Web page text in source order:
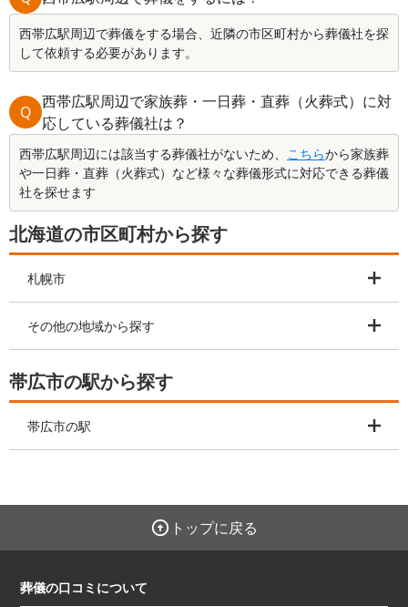
西帯広駅周辺で葬儀をする場合、近隣の市区町村から葬儀社を探
して依頼する必要があります。
Q
西帯広駅周辺で家族葬・一日葬・直葬（火葬式）に対
応している葬儀社は？
西帯広駅周辺には該当する葬儀社がないため、 こちらから家族葬
や一日葬・直葬（火葬式）など様々な葬儀形式に対応できる葬儀
社を探せます
北海道の市区町村から探す
札幌市
その他の地域から探す
帯広市の駅から探す
帯広市の駅
トップに戻る
葬儀の口コミについて